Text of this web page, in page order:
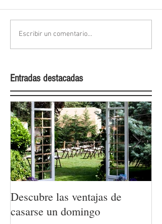
Escribir un comentario...
Entradas destacadas
Descubre las ventajas de
casarse un domingo